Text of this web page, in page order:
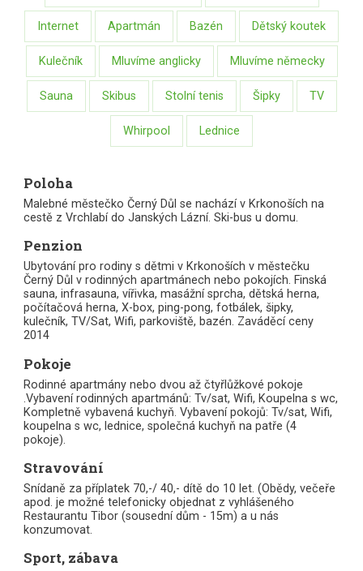
Internet Apartmán Bazén Dětský koutek
Kulečník Mluvíme anglicky Mluvíme německy
Sauna Skibus Stolní tenis Šipky TV
Whirpool Lednice
Poloha
Malebné městečko Černý Důl se nachází v Krkonoších na
cestě z Vrchlabí do Janských Lázní. Ski-bus u domu.
Penzion
Ubytování pro rodiny s dětmi v Krkonoších v městečku
Černý Důl v rodinných apartmánech nebo pokojích. Finská
sauna, infrasauna, vířivka, masážní sprcha, dětská herna,
počítačová herna, X-box, ping-pong, fotbálek, šipky,
kulečník, TV/Sat, Wifi, parkoviště, bazén. Zaváděcí ceny
2014
Pokoje
Rodinné apartmány nebo dvou až čtyřlůžkové pokoje
.Vybavení rodinných apartmánů: Tv/sat, Wifi, Koupelna s wc,
Kompletně vybavená kuchyň. Vybavení pokojů: Tv/sat, Wifi,
koupelna s wc, lednice, společná kuchyň na patře (4
pokoje).
Stravování
Snídaně za příplatek 70,-/ 40,- dítě do 10 let. (Obědy, večeře
apod. je možné telefonicky objednat z vyhlášeného
Restaurantu Tibor (sousední dům - 15m) a u nás
konzumovat.
Sport, zábava